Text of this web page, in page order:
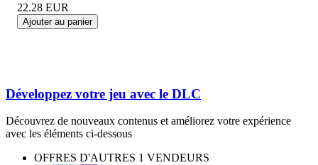
22.28 EUR
Ajouter au panier
Développez votre jeu avec le DLC
Découvrez de nouveaux contenus et améliorez votre expérience
avec les éléments ci-dessous
OFFRES D'AUTRES 1 VENDEURS